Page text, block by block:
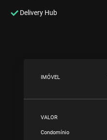
Delivery Hub
IMÓVEL
VALOR
Condomínio